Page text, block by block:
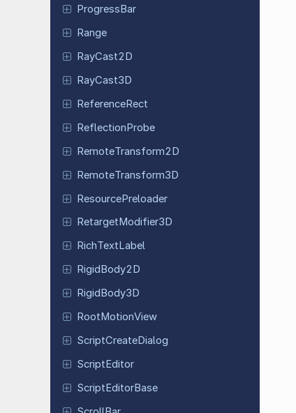
Progress Bar
Range
RayCast2D
RayCast3D
ReferenceRect
ReflectionProbe
RemoteTransform2D
RemoteTransform3D
ResourcePreloader
Retarget Modifier3D
RichText Label
RigidBody2D
RigidBody3D
RootMotionView
ScriptCreateDialog
ScriptEditor
ScriptEditorBase